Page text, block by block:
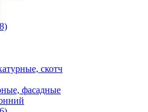
скотч
фасадные